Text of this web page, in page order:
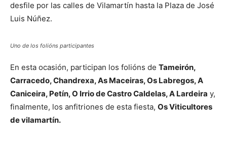
desfile por las calles de Vilamartín hasta la Plaza de José
Luis Núñez.
Uno de los folións participantes
En esta ocasión, participan los folións de Tameirón,
Carracedo, Chandrexa, As Maceiras, Os Labregos, A
Caniceira, Petín, O Irrio de Castro Caldelas, A Lardeira y,
finalmente, los anfitriones de esta fiesta, Os Viticultores
de vilamartín.